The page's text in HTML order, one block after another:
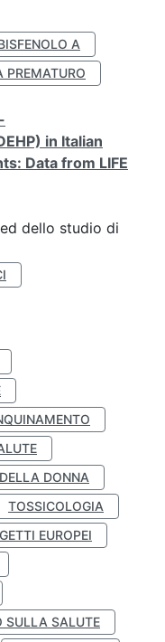
A
PREMATURO
in Italian
Data from LIFE
dello studio di
DONNA
TOSSICOLOGIA
EUROPEI
SULLA SALUTE